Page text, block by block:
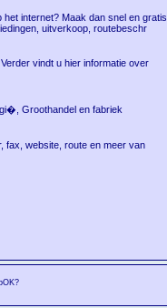
internet? Maak dan snel en gratis
uitverkoop, routebeschr
vindt u hier informatie over
Groothandel en fabriek
fax, website, route en meer van